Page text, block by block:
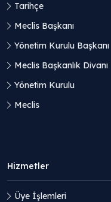
Tarihçe
Meclis Başkanı
Yönetim Kurulu Başkanı
Meclis Başkanlık Divanı
Yönetim Kurulu
Meclis
Hizmetler
Üye İşlemleri